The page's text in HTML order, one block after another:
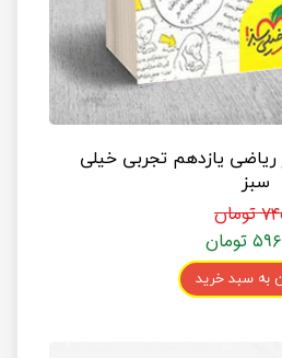
یازدهم تجربی خیلی
سبز
تومان
به سبد خرید